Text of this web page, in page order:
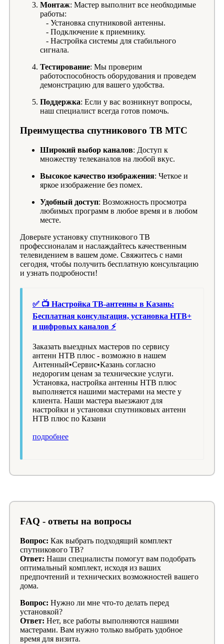
Монтаж: Мастер выполнит все необходимые
работы:
- Установка спутниковой антенны.
- Подключение к приемнику.
- Настройка системы для стабильного
сигнала.
Тестирование: Мы проверим
работоспособность оборудования и проведем
демонстрацию для вашего удобства.
Поддержка: Если у вас возникнут вопросы,
наш специалист всегда готов помочь.
Преимущества спутникового ТВ МТС
Широкий выбор каналов: Доступ к
множеству телеканалов на любой вкус.
Высокое качество изображения: Четкое и
яркое изображение без помех.
Удобный доступ: Возможность просмотра
любимых программ в любое время и в любом
месте.
Доверьте установку спутникового ТВ
профессионалам и наслаждайтесь качественным
телевидением в вашем доме. Свяжитесь с нами
сегодня, чтобы получить бесплатную консультацию
и узнать подробности!
✅ 📺 Настройка ТВ-антенны в Казань:
Бесплатная консультация, установка НТВ+
и цифровых каналов ⚡
Заказать выездных мастеров по сервису
антенн НТВ плюс - возможно в нашем
Антенный•Сервис•Казань согласно
недорогим ценам за технические услуги.
Установка, настройка антенны НТВ плюс
выполняется нашими мастерами на месте у
клиента. Наши мастера выезжают для
настройки и установки спутниковых антенн
НТВ плюс по Казани
подробнее
FAQ - ответы на вопросы
Вопрос: Как выбрать подходящий комплект
спутникового ТВ?
Ответ: Наши специалисты помогут вам подобрать
оптимальный комплект, исходя из ваших
предпочтений и технических возможностей вашего
дома.
Вопрос: Нужно ли мне что-то делать перед
установкой?
Ответ: Нет, все работы выполняются нашими
мастерами. Вам нужно только выбрать удобное
время для визита.